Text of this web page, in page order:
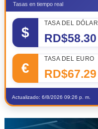
Tasas en tiempo real
$
TASA DEL DÓLAR
RD$58.30
€
TASA DEL EURO
RD$67.29
Actualizado: 6/8/2026 09:26 p. m.